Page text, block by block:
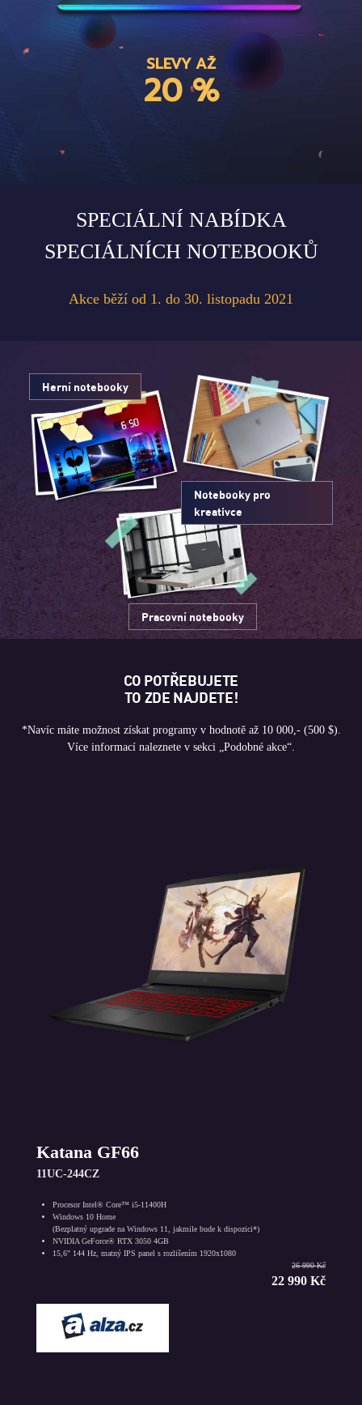
SLEVY AŽ
20 %
SPECIÁLNÍ NABÍDKA
SPECIÁLNÍCH NOTEBOOKŮ
Akce běží od 1. do 30. listopadu 2021
Herní notebooky
Notebooky pro
kreativce
Pracovní notebooky
CO POTŘEBUJETE
TO ZDE NAJDETE!
*Navíc máte možnost získat programy v hodnotě až 10 000,- (500 $).
Více informací naleznete v sekci „Podobné akce“.
Katana GF66
11UC-244CZ
Procesor Intel® Core™ i5-11400H
Windows 10 Home
(Bezplatný upgrade na Windows 11, jakmile bude k dispozici*)
NVIDIA GeForce® RTX 3050 4GB
15,6" 144 Hz, matný IPS panel s rozlišením 1920x1080
26 990 Kč
22 990 Kč